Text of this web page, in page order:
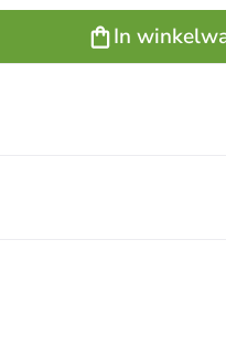
In